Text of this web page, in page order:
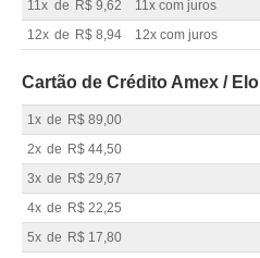
11x de R$ 9,62 11x com juros
12x de R$ 8,94 12x com juros
Cartão de Crédito Amex / Elo
1x de R$ 89,00
2x de R$ 44,50
3x de R$ 29,67
4x de R$ 22,25
5x de R$ 17,80